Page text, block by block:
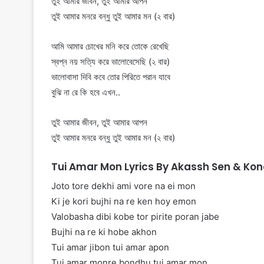
তুই আমার মনরে বন্ধু তুই আমার মন (২ বার)
আমি আমার চোখের মনি করে তোকে রেখেছি
স্বপ্ন নয় সত্যি করে ভালোবেসেছি (২ বার)
ভালোবাসা দিবি কবে তোর পিরিতে পরান যাবে
বুঝি না রে কি হবে এখন..
তুই আমার জীবন, তুই আমার আপন
তুই আমার মনরে বন্ধু তুই আমার মন (২ বার)
Tui Amar Mon Lyrics By Akassh Sen &
Joto tore dekhi ami vore na ei mon
Ki je kori bujhi na re ken hoy emon
Valobasha dibi kobe tor pirite poran jabe
Bujhi na re ki hobe akhon
Tui amar jibon tui amar apon